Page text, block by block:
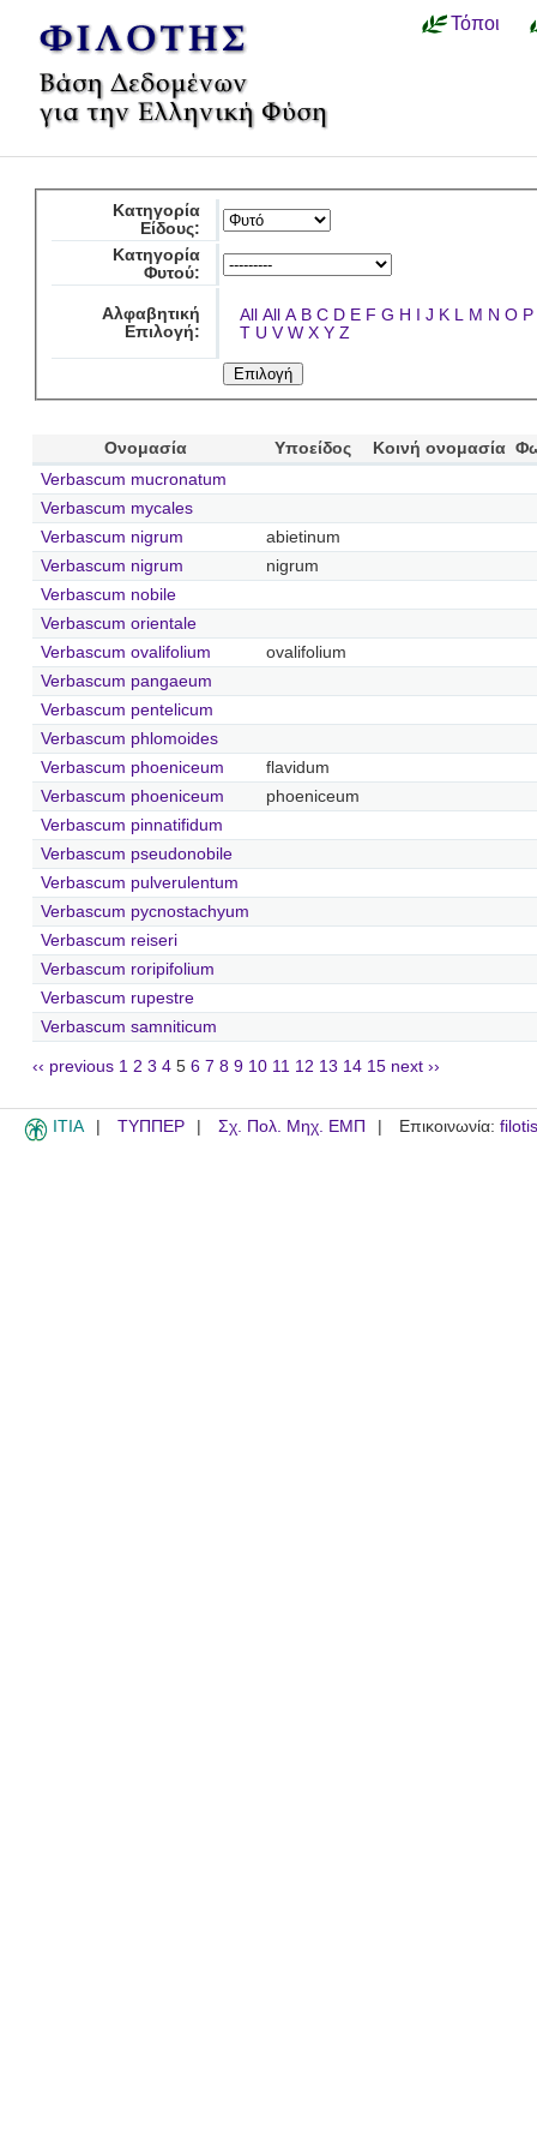
Τόποι
Κατηγορία
Είδους:
Κατηγορία
Φυτού:
Αλφαβητική
Επιλογή:
All All A B C D E F G H I J K L M N O P
T U V W X Y Z
Ονομασία Υποείδος Κοινή ονομασία
Verbascum mucronatum
Verbascum mycales
Verbascum nigrum
abietinum
Verbascum nigrum
nigrum
Verbascum nobile
Verbascum orientale
Verbascum ovalifolium
ovalifolium
Verbascum pangaeum
Verbascum pentelicum
Verbascum phlomoides
Verbascum phoeniceum
flavidum
Verbascum phoeniceum
phoeniceum
Verbascum pinnatifidum
Verbascum pseudonobile
Verbascum pulverulentum
Verbascum pycnostachyum
Verbascum reiseri
Verbascum roripifolium
Verbascum rupestre
Verbascum samniticum
‹‹ previous 1 2 3 4 5 6 7 8 9 10 11 12 13 14 15 next ››
ITIA ΤΥΠΠΕΡ Σχ. Πολ. Μηχ. ΕΜΠ Επικοινωνία: